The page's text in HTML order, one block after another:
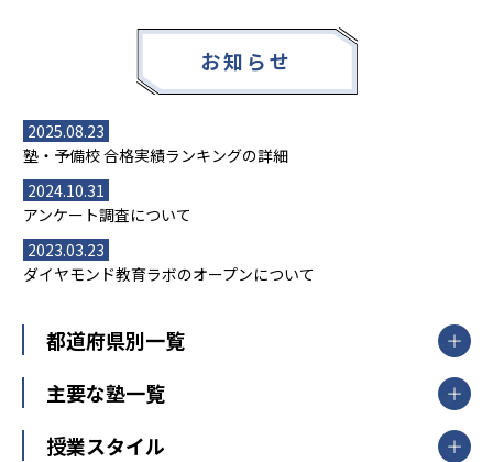
お知らせ
2025.08.23
塾・予備校 合格実績ランキングの詳細
2024.10.31
アンケート調査について
2023.03.23
ダイヤモンド教育ラボのオープンについて
都道府県別一覧
北海道・東北
山形県
福島県
主要な塾一覧
【掲載塾一覧を見る】
授業スタイル